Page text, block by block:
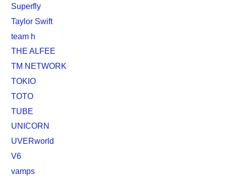
Superfly
Taylor Swift
team h
THE ALFEE
TM NETWORK
TOKIO
TOTO
TUBE
UNICORN
UVERworld
V6
vamps